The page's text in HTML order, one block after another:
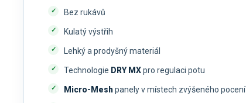
Bez rukávů
Kulatý výstřih
Lehký a prodyšný materiál
Technologie DRY MXpro regulaci potu
Micro-Meshpanely v místech zvýšeného pocení